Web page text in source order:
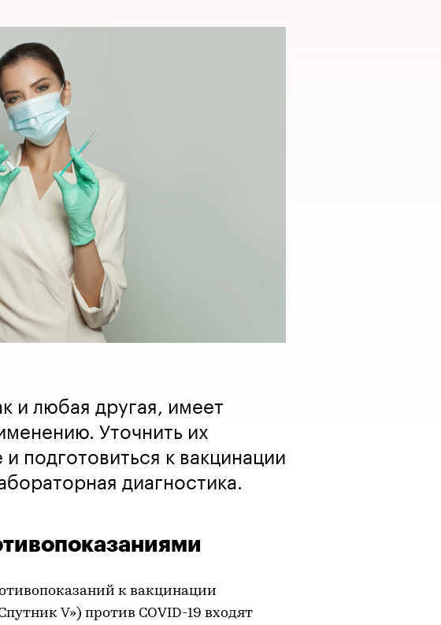
и любая другая, имеет
Уточнить их
подготовиться к вакцинации
диагностика.
к вакцинации
V») против COVID-19 входят